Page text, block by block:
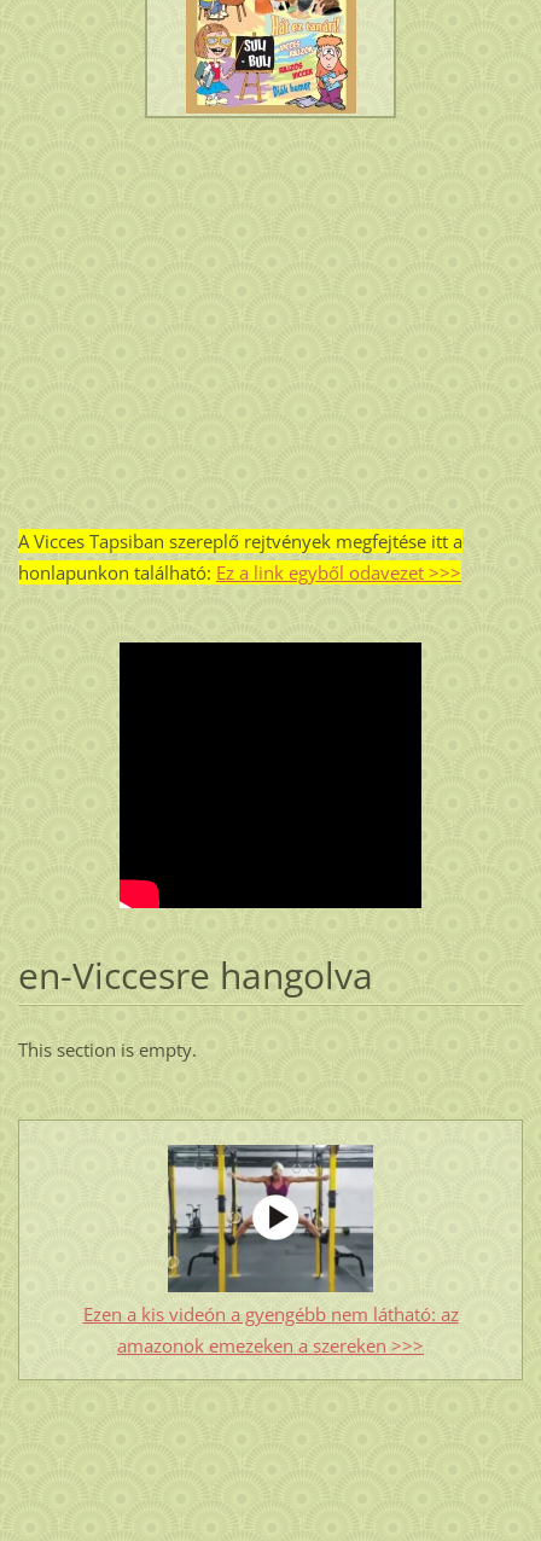
A Vicces Tapsiban szereplő rejtvények megfejtése itt a
honlapunkon található: Ez a link egyből odavezet >>>
en-Viccesre hangolva
This section is empty.
Ezen a kis videón a gyengébb nem látható: az
amazonok emezeken a szereken >>>